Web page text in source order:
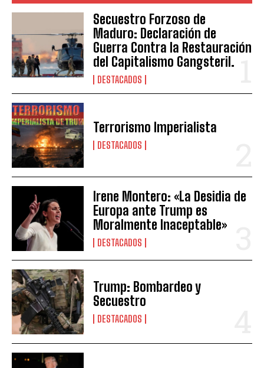
Secuestro Forzoso de
Maduro: Declaración de
Guerra Contra la Restauración
del Capitalismo Gangsteril.
DESTACADOS
Terrorismo Imperialista
DESTACADOS
Irene Montero: «La Desidia de
Europa ante Trump es
Moralmente Inaceptable»
DESTACADOS
Trump: Bombardeo y
Secuestro
DESTACADOS